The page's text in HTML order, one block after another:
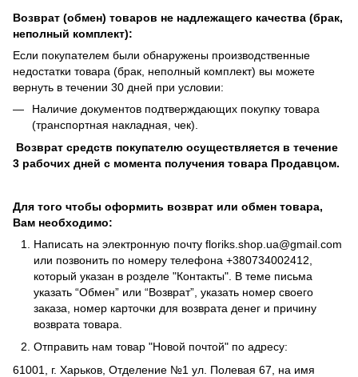
Возврат (обмен) товаров не надлежащего качества (брак,
неполный комплект):
Если покупателем были обнаружены производственные
недостатки товара (брак, неполный комплект) вы можете
вернуть в течении 30 дней при условии:
Наличие документов подтверждающих покупку товара
(транспортная накладная, чек).
Возврат средств покупателю осуществляется в течение
3 рабочих дней с момента получения товара Продавцом.
Для того чтобы оформить возврат или обмен товара,
Вам необходимо:
Написать на электронную почту floriks.shop.ua@gmail.com
или позвонить по номеру телефона +380734002412
который указан в розделе "Контакты" . В теме письма
указать “Обмен” или “Возврат”, указать номер своего
заказа, номер карточки для возврата денег и причину
возврата товара.
Отправить нам товар "Новой почтой" по адресу:
61001, г. Харьков, Отделение №1 ул. Полевая 67, на имя